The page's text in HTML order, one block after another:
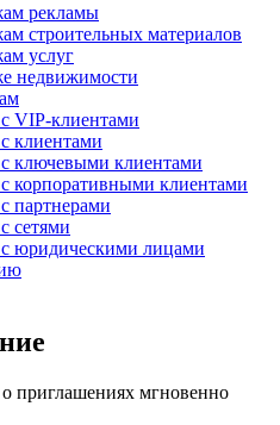
рекламы
строительных материалов
услуг
недвижимости
VIP-клиентами
клиентами
ключевыми клиентами
корпоративными клиентами
партнерами
сетями
юридическими лицами
приглашениях мгновенно